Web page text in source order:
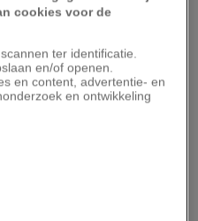
het bekendste
metalen ladder die
plateau brengt.
je beloond met
cookies voor de
ter identificatie.
en/of openen.
en content, advertentie- en
en ontwikkeling